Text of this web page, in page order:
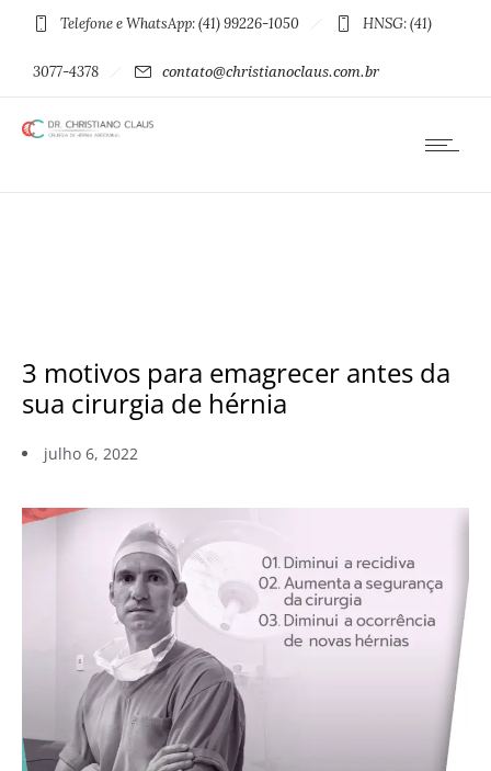
Telefone e WhatsApp: (41) 99226-1050 HNSG: (41)
3077-4378 contato@christianoclaus.com.br
3 motivos para emagrecer antes da
sua cirurgia de hérnia
julho 6, 2022